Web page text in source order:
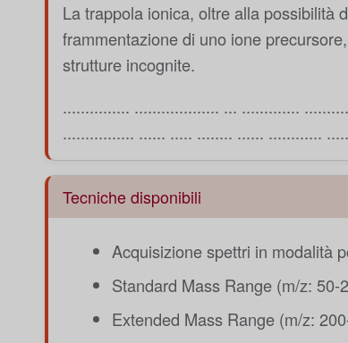
La trappola ionica, oltre alla possibilità
frammentazione di uno ione
strutture incognite.
............... ................... ... .............
................ ...... ..... ........ ...... ............
Tecniche disponibili
Acquisizione spettri in modalità
Standard Mass Range (m/z:
Extended Mass Range (m/z: